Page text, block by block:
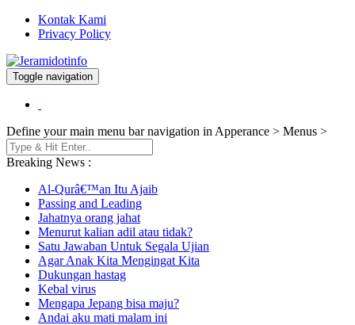
Kontak Kami
Privacy Policy
Jeramidotinfo
Berita dan Informasi Terkini
Toggle navigation
Define your main menu bar navigation in Apperance > Menus >
Breaking News :
Al-Qurâ€™an Itu Ajaib
Passing and Leading
Jahatnya orang jahat
Menurut kalian adil atau tidak?
Satu Jawaban Untuk Segala Ujian
Agar Anak Kita Mengingat Kita
Dukungan hastag
Kebal virus
Mengapa Jepang bisa maju?
Andai aku mati malam ini